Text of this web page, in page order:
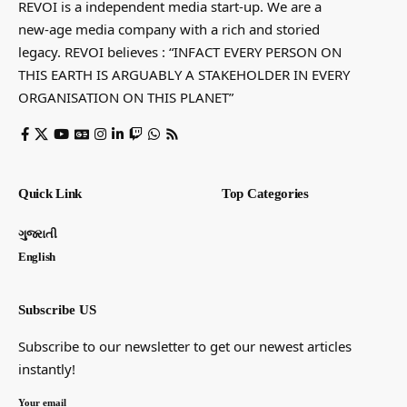
REVOI is a independent media start-up. We are a
new-age media company with a rich and storied
legacy. REVOI believes : “INFACT EVERY PERSON ON
THIS EARTH IS ARGUABLY A STAKEHOLDER IN EVERY
ORGANISATION ON THIS PLANET”
Quick Link
ગુજરાતી
English
Top Categories
Subscribe US
Subscribe to our newsletter to get our newest articles
instantly!
Your email